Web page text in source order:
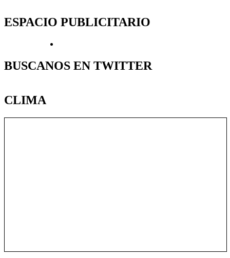
ESPACIO PUBLICITARIO
BUSCANOS EN TWITTER
CLIMA